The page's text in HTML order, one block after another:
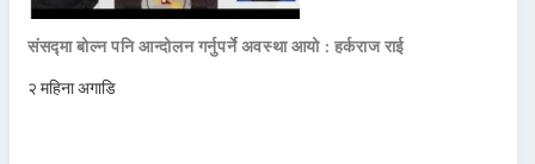
संसद्मा बोल्न पनि आन्दोलन गर्नुपर्ने अवस्था आयो : हर्कराज राई
२ महिना अगाडि